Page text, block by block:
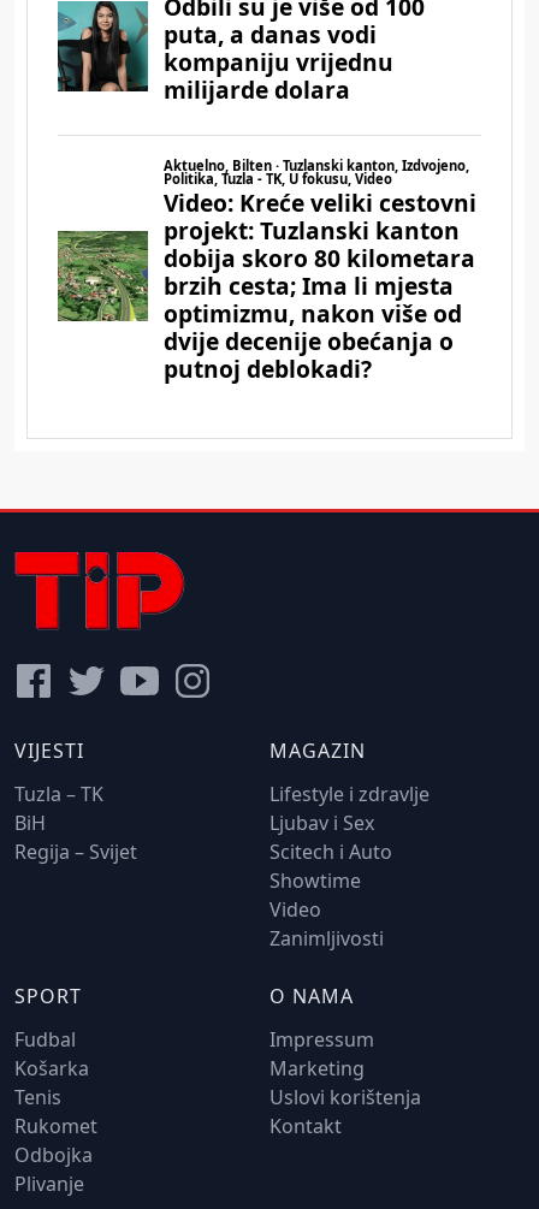
VIJESTI
Tuzla – TK
BiH
Regija – Svijet
MAGAZIN
Lifestyle i zdravlje
Ljubav i Sex
Scitech i Auto
Showtime
Video
Zanimljivosti
SPORT
Fudbal
Košarka
Tenis
Rukomet
Odbojka
Plivanje
O NAMA
Impressum
Marketing
Uslovi korištenja
Kontakt